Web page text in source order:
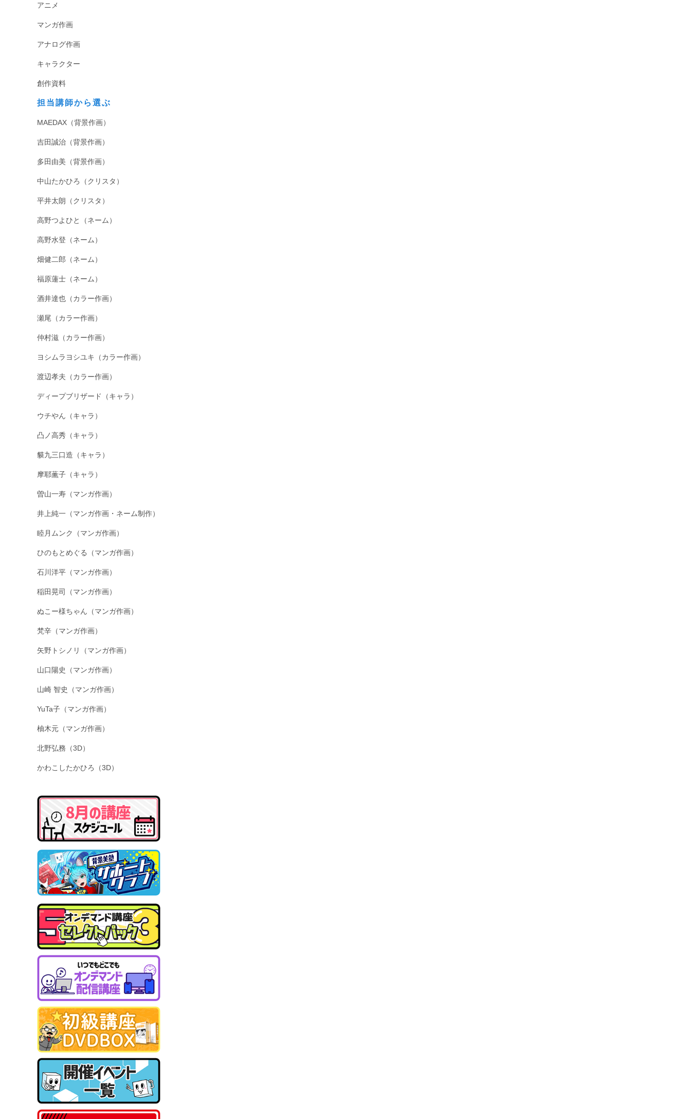
アニメ
マンガ作画
アナログ作画
キャラクター
創作資料
担当講師から選ぶ
MAEDAX（背景作画）
吉田誠治（背景作画）
多田由美（背景作画）
中山たかひろ（クリスタ）
平井太朗（クリスタ）
高野つよひと（ネーム）
高野水登（ネーム）
畑健二郎（ネーム）
福原蓮士（ネーム）
酒井達也（カラー作画）
瀬尾（カラー作画）
仲村滋（カラー作画）
ヨシムラヨシユキ（カラー作画）
渡辺孝夫（カラー作画）
ディープブリザード（キャラ）
ウチやん（キャラ）
凸ノ高秀（キャラ）
貘九三口造（キャラ）
摩耶薫子（キャラ）
曽山一寿（マンガ作画）
井上純一（マンガ作画・ネーム制作）
睦月ムンク（マンガ作画）
ひのもとめぐる（マンガ作画）
石川洋平（マンガ作画）
稲田晃司（マンガ作画）
ぬこー様ちゃん（マンガ作画）
梵辛（マンガ作画）
矢野トシノリ（マンガ作画）
山口陽史（マンガ作画）
山崎 智史（マンガ作画）
YuTa子（マンガ作画）
柚木元（マンガ作画）
北野弘務（3D）
かわこしたかひろ（3D）